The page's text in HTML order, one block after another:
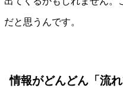
だと思うんです。
情報がどんどん「流